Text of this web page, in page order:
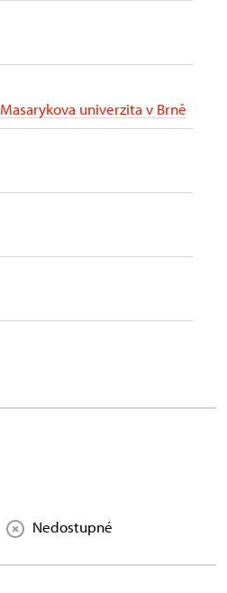
Masarykova univerzita v Brně
Nedostupné